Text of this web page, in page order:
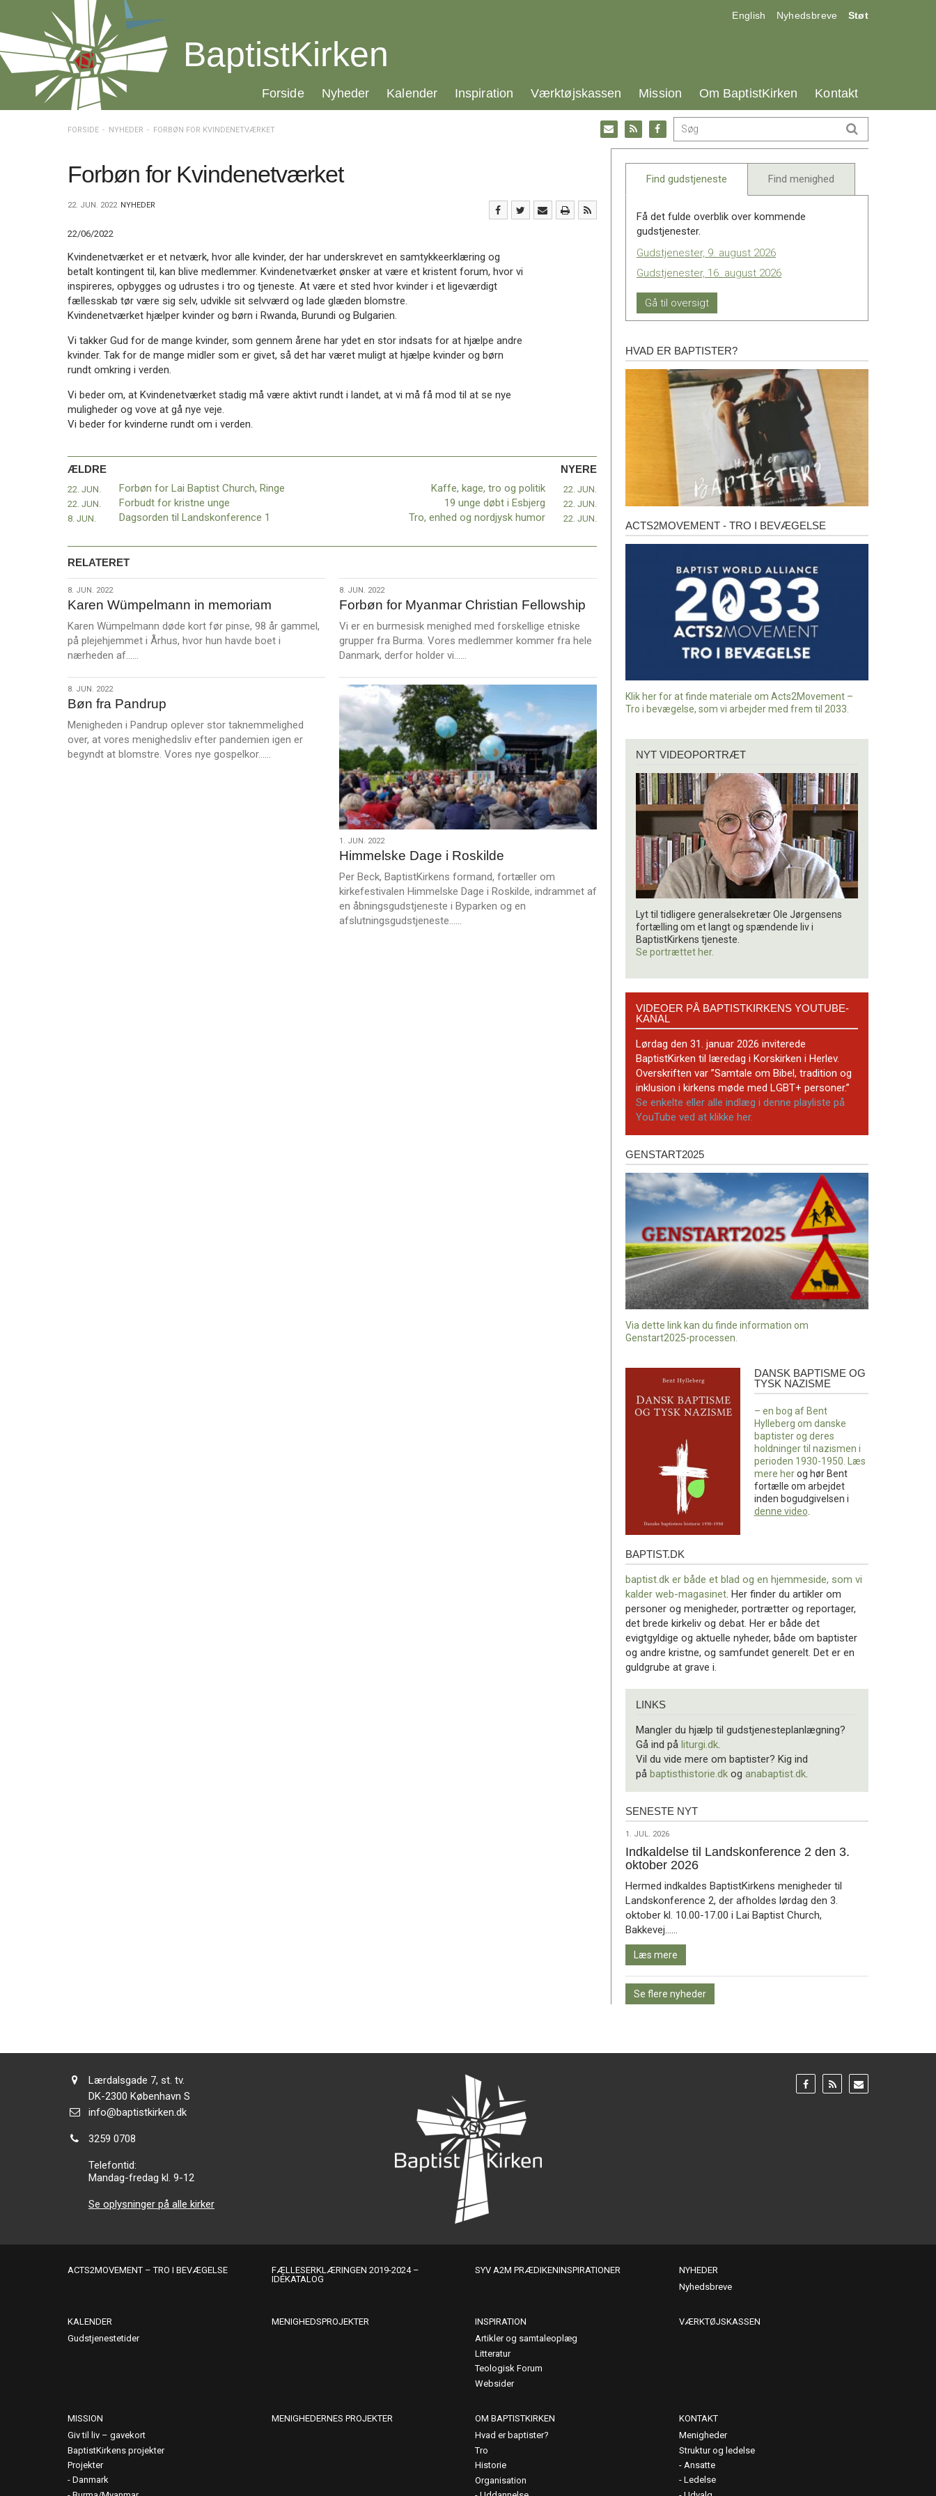
over
og
gå
Vend
tilbage
Værktøjskassen
BaptistKirken
Inspiration
Værktøjskassen
BaptistKirken
17.0:
English 18.0:
Nyhedsbreve 19.0:
Støt
BaptistKirken
20.0:
Forside 21.0:
Nyheder 22.0:
Kalender 23.0:
Inspiration 24.0:
Værktøjskassen 25.0:
Mission 26.0:
Om BaptistKirken 27.0:
Kontakt
FORSIDE NYHEDER FORBØN FOR KVINDENETVÆRKET
Gå
til:
Facebook
Gå
til:
RSS
feed
Gå
til:
Email
Forbøn for Kvindenetværket
22. JUN. 2022 NYHEDER
22/06/2022
Kvindenetværket er et netværk, hvor alle kvinder, der har underskrevet en samtykkeerklæring og
betalt kontingent til, kan blive medlemmer. Kvindenetværket ønsker at være et kristent forum, hvor vi
inspireres, opbygges og udrustes i tro og tjeneste. At være et sted hvor kvinder i et ligeværdigt
fællesskab tør være sig selv, udvikle sit selvværd og lade glæden blomstre.
Kvindenetværket hjælper kvinder og børn i Rwanda, Burundi og Bulgarien.
Vi takker Gud for de mange kvinder, som gennem årene har ydet en stor indsats for at hjælpe andre
kvinder. Tak for de mange midler som er givet, så det har været muligt at hjælpe kvinder og børn
rundt omkring i verden.
Vi beder om, at Kvindenetværket stadig må være aktivt rundt i landet, at vi må få mod til at se nye
muligheder og vove at gå nye veje.
Vi beder for kvinderne rundt om i verden.
ÆLDRE
22. JUN. Forbøn for Lai Baptist Church, Ringe
22. JUN. Forbudt for kristne unge
8. JUN. Dagsorden til Landskonference 1
NYERE
Kaffe, kage, tro og politik 22. JUN.
19 unge døbt i Esbjerg 22. JUN.
Tro, enhed og nordjysk humor 22. JUN.
RELATERET
8.
jun.
2022
8. JUN. 2022
Karen Wümpelmann in memoriam
Karen Wümpelmann døde kort før pinse, 98 år gammel,
på plejehjemmet i Århus, hvor hun havde boet i
nærheden af……
m
r
e
8.
jun.
2022
8. JUN. 2022
Forbøn for Myanmar Christian Fellowship
Vi er en burmesisk menighed med forskellige etniske
grupper fra Burma. Vores medlemmer kommer fra hele
Danmark, derfor holder vi……
s
m
e
r
e
8.
jun.
2022
8. JUN. 2022
Bøn fra Pandrup
Menigheden i Pandrup oplever stor taknemmelighed
over, at vores menighedsliv efter pandemien igen er
begyndt at blomstre. Vores nye gospelkor……
1.
jun.
2022
1. JUN. 2022
Himmelske Dage i Roskilde
Per Beck, BaptistKirkens formand, fortæller om
kirkefestivalen Himmelske Dage i Roskilde, indrammet af
en åbningsgudstjeneste i Byparken og en
afslutningsgudstjeneste……
Find gudstjeneste Find menighed
Få det fulde overblik over kommende
gudstjenester.
Gudstjenester, 9. august 2026
Gudstjenester, 16. august 2026
Gå til oversigt
Hvad
er
baptister?
HVAD ER BAPTISTER?
Acts2Movement
ACTS2MOVEMENT - TRO I BEVÆGELSE
Klik her for at finde materiale om Acts2Movement –
Tro i bevægelse, som vi arbejder med frem til 2033.
videoportræt
NYT VIDEOPORTRÆT
Lyt til tidligere generalsekretær Ole Jørgensens
fortælling om et langt og spændende liv i
BaptistKirkens tjeneste.
Se portrættet her.
BaptistKirkens
YouTube-
kanal
VIDEOER PÅ BAPTISTKIRKENS YOUTUBE-
KANAL
Lørdag den 31. januar 2026 inviterede
BaptistKirken til læredag i Korskirken i Herlev.
Overskriften var ”Samtale om Bibel, tradition og
inklusion i kirkens møde med LGBT+ personer.”
Se enkelte eller alle indlæg i denne playliste på
YouTube ved at klikke her.
Genstart2025
GENSTART2025
Via dette link kan du finde information om
Genstart2025-processen.
tysk
DANSK BAPTISME OG
TYSK NAZISME
– en bog af Bent
Hylleberg om danske
baptister og deres
holdninger til nazismen i
perioden 1930-1950. Læs
mere herog hør Bent
fortælle om arbejdet
inden bogudgivelsen i
denne video.
baptist.dk
BAPTIST.DK
baptist.dk er både et blad og en hjemmeside, som vi
kalder web-magasinet . Her finder du artikler om
personer og menigheder, portrætter og reportager,
det brede kirkeliv og debat. Her er både det
evigtgyldige og aktuelle nyheder, både om baptister
og andre kristne, og samfundet generelt. Det er en
guldgrube at grave i.
LINKS
Mangler du hjælp til gudstjenesteplanlægning?
Gå ind på liturgi.dk
Vil du vide mere om baptister? Kig ind
på baptisthistorie.dk og anabaptist.dk
Seneste
SENESTE NYT
1.
jul.
2026
1. JUL. 2026
Indkaldelse til Landskonference 2 den 3.
oktober 2026
Hermed indkaldes BaptistKirkens menigheder til
Landskonference 2, der afholdes lørdag den 3.
oktober kl. 10.00-17.00 i Lai Baptist Church,
Bakkevej……
mere
Læs mere
Se flere nyheder
Adresse:
Lærdalsgade 7, st. tv.
Adresse:
DK-2300 København S
Send
info@baptistkirken.dk
Tlf.:
3259 0708
Telefontid:
Mandag-fredag kl. 9-12
Se oplysninger på alle kirker
Gå
til:
Gå
til:
Gå
til:
ACTS2MOVEMENT – TRO I BEVÆGELSE
FÆLLESERKLÆRINGEN 2019-2024 –
IDÉKATALOG
SYV A2M PRÆDIKENINSPIRATIONER
NYHEDER
Nyhedsbreve
KALENDER
Gudstjenestetider
MENIGHEDSPROJEKTER
INSPIRATION
Artikler og samtaleoplæg
Litteratur
Teologisk Forum
Websider
VÆRKTØJSKASSEN
MISSION
Giv til liv – gavekort
BaptistKirkens projekter
Projekter
Danmark
MENIGHEDERNES PROJEKTER
OM BAPTISTKIRKEN
Hvad er baptister?
Tro
Historie
Organisation
KONTAKT
Menigheder
Struktur og ledelse
Ansatte
Ledelse